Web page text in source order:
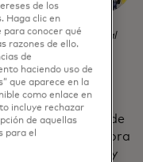
una nueva y
pequeña ciudad al
invasión rusa
en Europa
desde
to Settle es ahora
humanitarios y
de los
Haga clic en
para conocer qué
razones de ello.
de
haciendo uso de
que aparece en la
como enlace en
incluye rechazar
de aquellas
para el